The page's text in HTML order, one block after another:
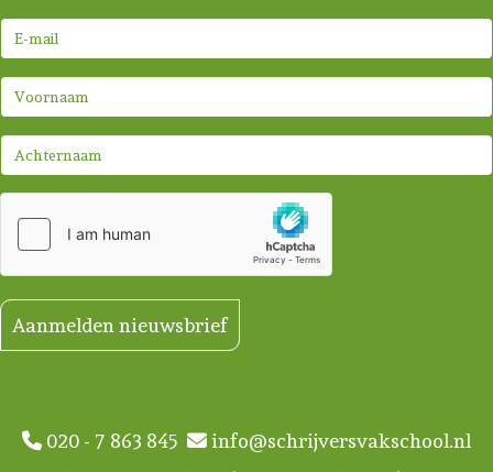
Aanmelden nieuwsbrief
020 - 7 863 845
info@schrijversvakschool.nl